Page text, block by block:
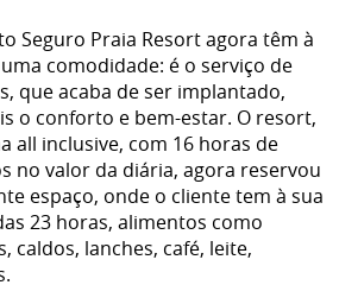
Seguro Praia Resort agora têm à
comodidade: é o serviço de
que acaba de ser implantado,
o conforto e bem-estar. O resort,
all inclusive, com 16 horas de
no valor da diária, agora reservou
espaço, onde o cliente tem à sua
23 horas, alimentos como
caldos, lanches, café, leite,